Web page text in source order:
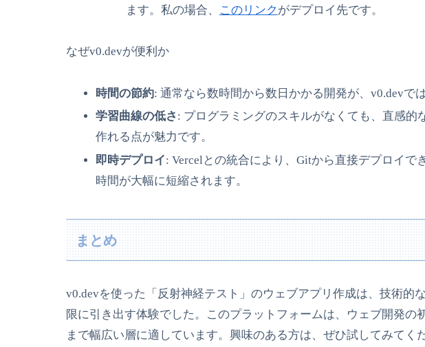
ます。私の場合、
このリンク がデプロイ先です。
なぜv0.devが便利か
時間の節約: 通常なら数時間から数日かかる開発が、v0.devで
学習曲線の低さ : プログラミングのスキルがなくても、直感的
作れる点が魅力です。
即時デプロイ: Vercelとの統合により、Gitから直接デプロイで
時間が大幅に短縮されます。
まとめ
v0.devを使った「反射神経テスト」のウェブアプリ作成は、技術的
限に引き出す体験でした。このプラットフォームは、ウェブ開発の
まで幅広い層に適しています。興味のある方は、ぜひ試してみてく